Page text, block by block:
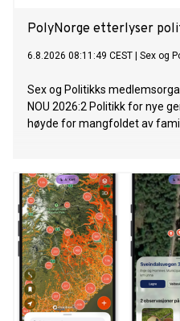
PolyNorge etterlyser
6.8.2026 08:11:49 CEST Sex og
Sex og Politikks
NOU 2026:2 Politikk for nye
høyde for mangfoldet av